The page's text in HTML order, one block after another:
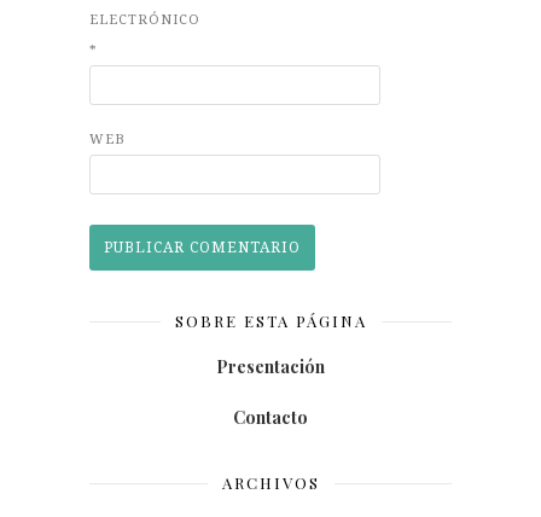
ELECTRÓNICO
*
WEB
SOBRE ESTA PÁGINA
Presentación
Contacto
ARCHIVOS